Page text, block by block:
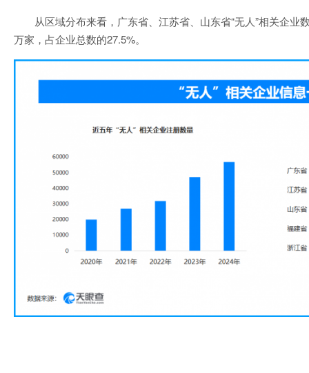
从区域分布来看，广东省、江苏省、山东省“无人”相关企
万家，占企业总数的27.5%。